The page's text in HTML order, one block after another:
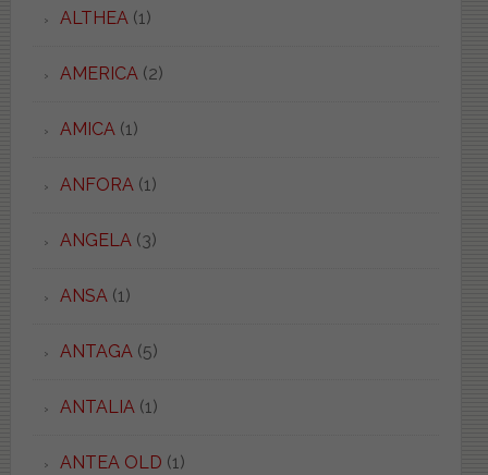
ALTHEA(1)
AMERICA(2)
AMICA(1)
ANFORA(1)
ANGELA(3)
ANSA(1)
ANTAGA(5)
ANTALIA(1)
ANTEA OLD (1)